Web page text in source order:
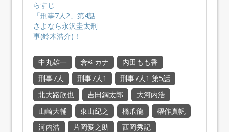
「刑事7人2」第4話
さよなら永沢圭太刑
事(鈴木浩介)！
中丸雄一 倉科カナ
内田もも香
刑事7人
刑事7人1
刑事7人1 第5話
北大路欣也
吉田鋼太郎
大河内浩
山崎大輔
東山紀之 橋爪龍
櫂作真帆
河内浩
片岡愛之助 西岡秀記